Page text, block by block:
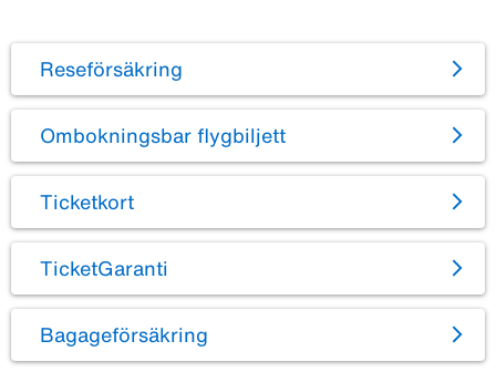
Reseförsäkring
Ombokningsbar flygbiljett
Ticketkort
TicketGaranti
Bagageförsäkring